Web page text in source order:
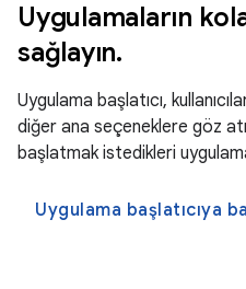
Uygulamaların
sağlayın.
Uygulama başlatıcı,
diğer ana seçeneklere göz
başlatmak istedikleri
Uygulama başlatıcıya